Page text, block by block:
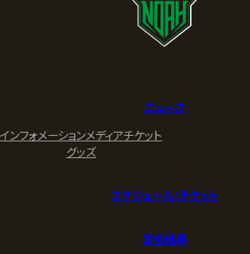
ニュース
インフォメーションメディアチケット
グッズ
スケジュール/チケット
試合結果